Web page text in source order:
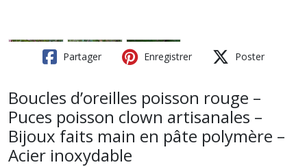
Partager Enregistrer Poster
Boucles d’oreilles poisson rouge –
Puces poisson clown artisanales –
Bijoux faits main en pâte polymère –
Acier inoxydable